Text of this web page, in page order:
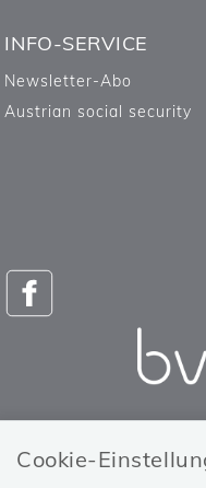
Cookie-
Bediensteter,
INFO-SERVICE
Newsletter-Abo
Austrian social security